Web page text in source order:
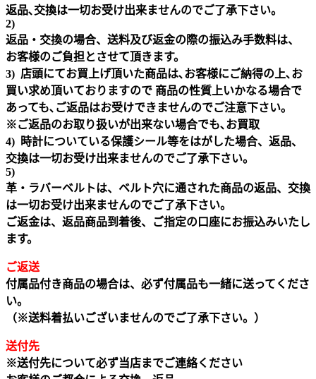
返品､交換は一切お受け出来ませんのでご了承下さい。
2)
返品・交換の場合、送料及び返金の際の振込み手数料は、
お客様のご負担とさせて頂きます。
3) 店頭にてお買上げ頂いた商品は､お客様にご納得の上､お
買い求め頂いておりますので 商品の性質上いかなる場合で
あっても､ご返品はお受けできませんのでご注意下さい｡
※ご返品のお取り扱いが出来ない場合でも､お買取
4) 時計についている保護シール等をはがした場合、返品、
交換は一切お受け出来ませんのでご了承下さい。
5)
革・ラバーベルトは、ベルト穴に通された商品の返品、交換
は一切お受け出来ませんのでご了承下さい。
ご返金は、返品商品到着後、ご指定の口座にお振込みいたし
ます。
ご返送
付属品付き商品の場合は、必ず付属品も一緒に送ってくださ
い。
（※送料着払いございませんのでご了承下さい。）
送付先
※送付先について必ず当店までご連絡ください